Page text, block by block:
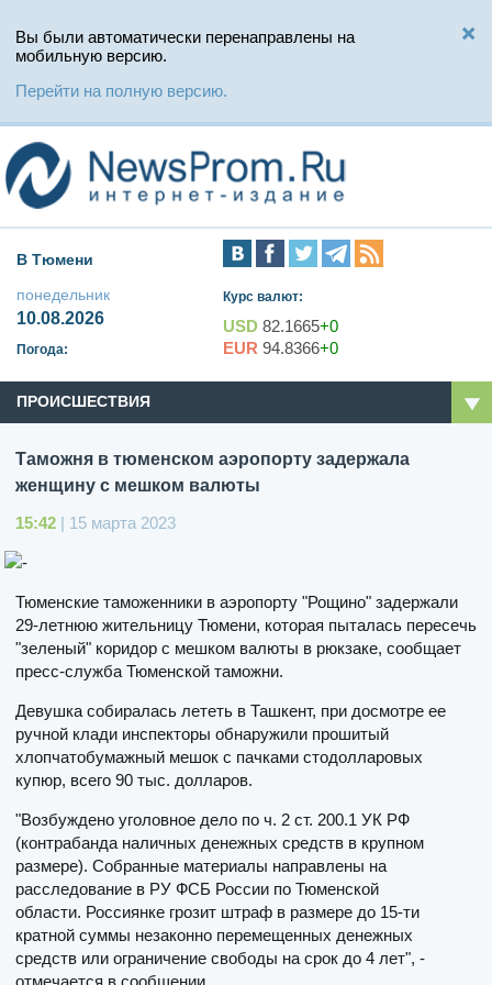
Вы были автоматически перенаправлены на
мобильную версию.
Перейти на полную версию.
В Тюмени
понедельник
10.08.2026
Погода:
Курс валют:
USD 82.1665+0
EUR 94.8366+0
ПРОИСШЕСТВИЯ
Таможня в тюменском аэропорту задержала
женщину с мешком валюты
15:42 | 15 марта 2023
Тюменские таможенники в аэропорту "Рощино" задержали
29-летнюю жительницу Тюмени, которая пыталась пересечь
"зеленый" коридор с мешком валюты в рюкзаке, сообщает
пресс-служба Тюменской таможни.
Девушка собиралась лететь в Ташкент, при досмотре ее
ручной клади инспекторы обнаружили прошитый
хлопчатобумажный мешок с пачками стодолларовых
купюр, всего 90 тыс. долларов.
"Возбуждено уголовное дело по ч. 2 ст. 200.1 УК РФ
(контрабанда наличных денежных средств в крупном
размере). Собранные материалы направлены на
расследование в РУ ФСБ России по Тюменской
области. Россиянке грозит штраф в размере до 15-ти
кратной суммы незаконно перемещенных денежных
средств или ограничение свободы на срок до 4 лет", -
отмечается в сообщении.